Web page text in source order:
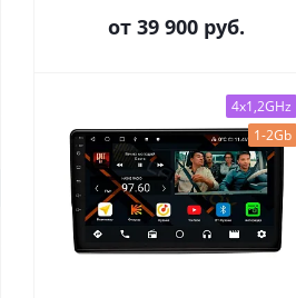
от 39 900 руб.
4x1,2GHz
1-2Gb